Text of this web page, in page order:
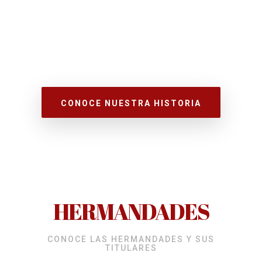
CONOCE NUESTRA HISTORIA
HERMANDADES
CONOCE LAS HERMANDADES Y SUS
TITULARES